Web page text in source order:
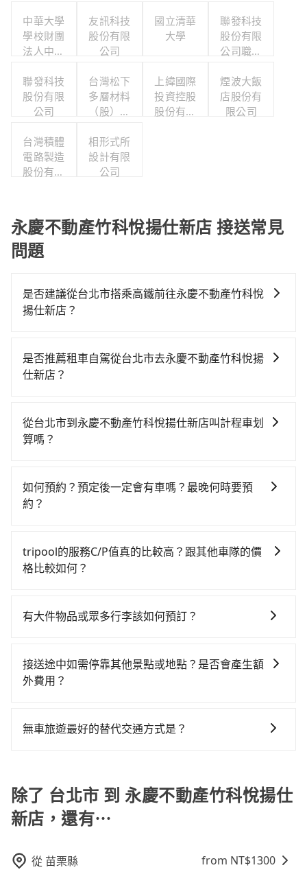
中華大學
學校財團
法人中華
友訊科技
股份有限
公司
國立清華
大學
聯發科技
股份有限
公司職工
會
聯發科技
股份有限
公司
台灣松下
多層材料
（股）公
利委員會
上緯國際
投資控股
股份有限
煙波大飯
店股份有
限公司
台灣積體
電路製造
股份有限
相形式所
設計有限
公司
永慶不動產竹科悅揚仕新店 接送常見
問題
是否建議從台北市搭乘高鐵前往永慶不動產竹科悅
揚仕新店？
店，高鐵較貴、費時、轉車麻煩！從最早06:26一直到
23:00，台北-新竹一天最多有61班次高鐵可搭乘。假設
進站、現場購票並於月台排隊的時間約25分鐘，再乘坐
30~35分鐘（平均34分）的高鐵從台北站前往新竹高鐵
達永慶不動產竹科悅揚仕新店 (新竹市東區) 的目的地。
全程加上轉車時間共2小時2分鐘，假設3位同行，高鐵加
6分鐘。選擇搭乘高鐵而不預約包車，不僅每人至少額外
負擔80元車資，而且更會額外浪費56分鐘在轉乘與等車
50%的交通費用。
是否推薦租車自駕從台北市去永慶不動產竹科悅揚
仕新店？
車自駕，但花費可能不小。租車公司一般以天為單位計
費，小轎車如Toyota Yaris、Nissan Kicks，一天租金
eTag（每公里約1元）、路邊停車（每小時約40元）、
保險費、罰單另計。由於絕大多數的租車公司都沒法提
天，如此預計小轎車的花費至少$2,400、九人座$5,400
起。透過app預約tripool的單程專車接送才是前往最便
從台北市到永慶不動產竹科悅揚仕新店叫計程車划
算嗎？
灣大車隊、Uber、Line Taxi、Yoxi等，如果在路邊攔不
到車，也可考慮打電話至附近的計程車隊，如共享車
tripool可省高達$1,000。綜合以上，無論在價格或服務
品質上，tripool都是你從台北市到永慶不動產竹科悅揚
如何預約？預定後一定會有車嗎？最晚何時要預
約？
車接送服務，可直接線上輸入上下車地點或地址，三秒
內即可查到真實價格，照著步驟填寫完乘客資料與線上
而司機與車輛的詳細資料，將於乘車前一晚八點透過
越低價，如臨時需要，前一天傍晚五點前仍會收單，最
遲如當天下午過後乘車，四小時前仍能預約。
tripool的服務C/P值真的比較高？跟其他車隊的價
格比較如何？
市場上稍具規模且合法經營的業者，有以短程與城市為
KKDAY、KLOOK、叫車吧等。tripool旅步專注在長程
單程接送與跨縣市計時包車，不論從哪邊去哪裡（當然
供專車到府服務，是絕大多數乘客出行的最佳選擇。
有大件物品或眾多行李該如何預訂？
30吋的行李箱，但如有大件行李、衝浪板、樂器、廣告
看板、床墊、折疊單車、家電等，在乘客人數不多的情
乘客盡量塞、盡量放。在預定前，建議先丈量好尺寸，
接送途中如需停靠其他景點或地點？是否會產生額
外費用？
靠，您可以參考我們的「加點服務」，每個點距離在 5
外支付費用。
無車旅遊最好的替代交通方式是？
公車、捷運、客運等，或者考慮租車。如果您想要更便
利的出行方式，您也可以選擇使用像是旅步提供的包車
服務，由專人到府接送，讓您更加輕鬆自在。
除了 台北市 到 永慶不動產竹科悅揚仕
新店，還有⋯
從 苗栗縣 from NT$1300